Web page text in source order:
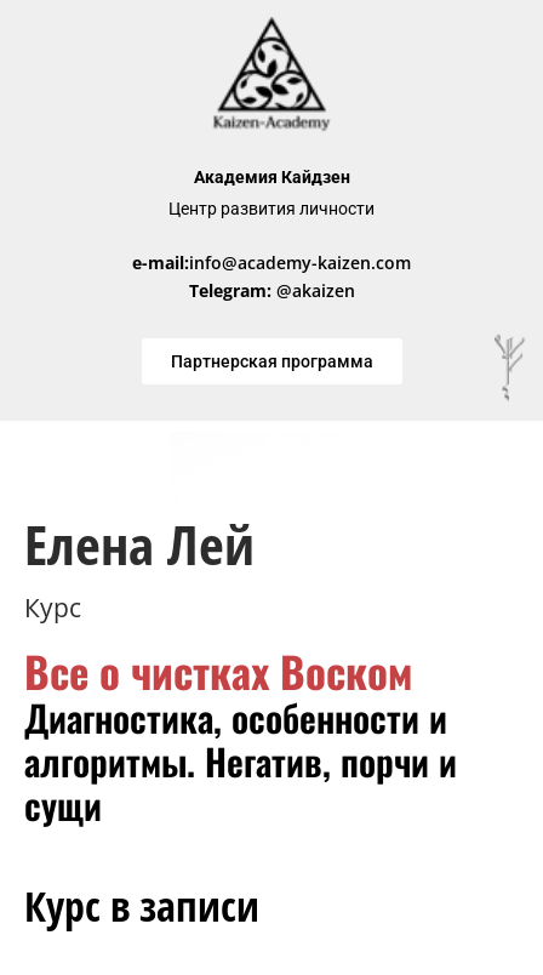
Академия Кайдзен
Центр развития личности
e-mail:info@academy-kaizen.com
Telegram:@akaizen
Партнерская программа
Елена Лей
Курс
Все о чистках Воском
Диагностика, особенности и
алгоритмы. Негатив, порчи и
сущи
Курс в записи